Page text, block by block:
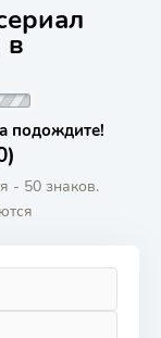
в
подождите!
- 50 знаков.